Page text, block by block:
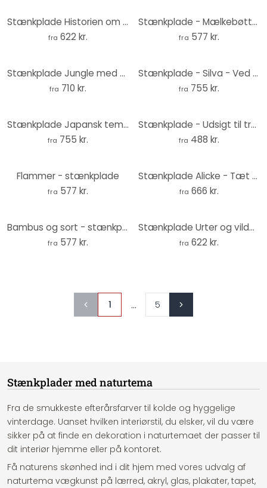
Stænkplade Historien om en vanddråbe | Ren skønhed af en fjer - Dmitry
fra 622 kr.
Stænkplade - Mælkebøttefrø
fra 577 kr.
Stænkplade Jungle med papegøjer pink - Bloomery Decor - Panorama
fra 710 kr.
Stænkplade - Silva - Ved stranden - Panorama
fra 755 kr.
Stænkplade Japansk tempel ved solopgang - Roze - Panorama
fra 755 kr.
Stænkplade - Udsigt til trætoppe
fra 488 kr.
Flammer - stænkplade
fra 577 kr.
Stænkplade Alicke - Tæt på mor - Elefanter
fra 666 kr.
Bambus og sort - stænkplade
fra 577 kr.
Stænkplade Urter og vilde blomster - UN Designs
fra 622 kr.
1 ... 5
Stænkplader med naturtema
Fra de smukkeste efterårsfarver til kolde og hyggelige
vinterdage. Uanset hvilken interiørstil, du elsker, vil du være
sikker på at finde en dekoration i naturtemaet der passer til
dit interiør hjemme eller på kontoret.
Få naturens skønhed ind i dit hjem med vores udvalg af
naturtema vægkunst på lærred, akryl, glas, plakater, tapet,